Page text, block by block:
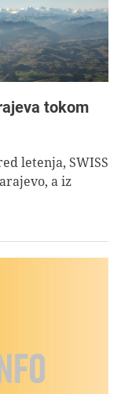
tokom
letenja, SWISS
a iz